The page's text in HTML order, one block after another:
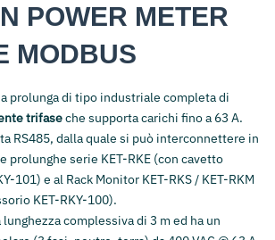
POWER METER
MODBUS
prolunga di tipo industriale completa di
trifaseche supporta carichi fino a 63 A.
RS485, dalla quale si può interconnettere in
prolunghe serie KET-RKE (con cavetto
101) e al Rack Monitor KET-RKS / KET-RKM
KET-RKY-100).
lunghezza complessiva di 3 m ed ha un